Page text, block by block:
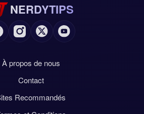
NERDYTIPS
À propos de nous
Contact
Recommandés